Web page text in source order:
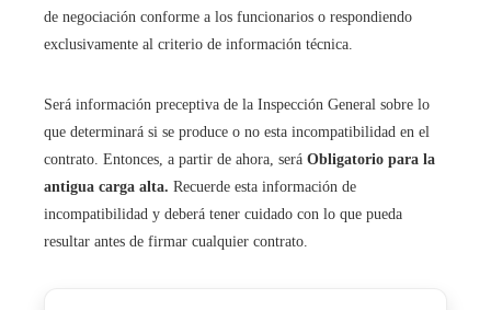
de negociación conforme a los funcionarios o respondiendo
exclusivamente al criterio de información técnica.
Será información preceptiva de la Inspección General sobre lo
que determinará si se produce o no esta incompatibilidad en el
contrato. Entonces, a partir de ahora, será Obligatorio para la
antigua carga alta. Recuerde esta información de
incompatibilidad y deberá tener cuidado con lo que pueda
resultar antes de firmar cualquier contrato.